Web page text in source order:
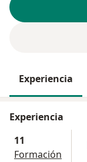
Experiencia
Experiencia
11
Formación